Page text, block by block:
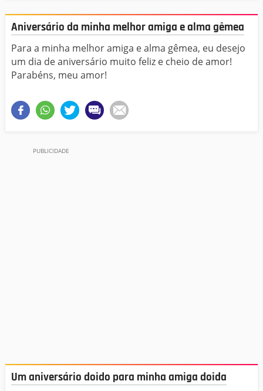
Aniversário da minha melhor amiga e alma gêmea
Para a minha melhor amiga e alma gêmea, eu desejo
um dia de aniversário muito feliz e cheio de amor!
Parabéns, meu amor!
Um aniversário doido para minha amiga doida